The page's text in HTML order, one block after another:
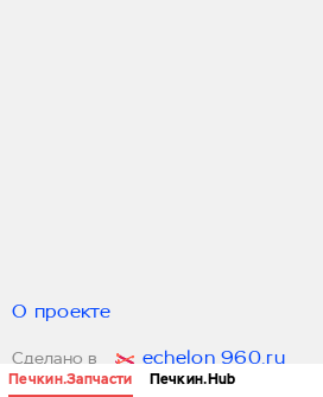
Печкин.Запчасти Печкин.Hub
О проекте
Сделано в echelon 960.ru